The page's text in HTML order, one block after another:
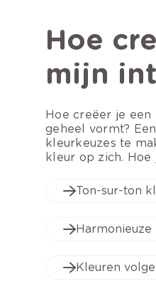
Hoe
mijn
Hoe creëer je
geheel vormt?
kleurkeuzes te
kleur op zich.
Ton-sur-ton
Kleuren